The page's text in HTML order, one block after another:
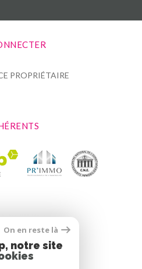
PROPRIÉTAIRE
On en reste là
notre site